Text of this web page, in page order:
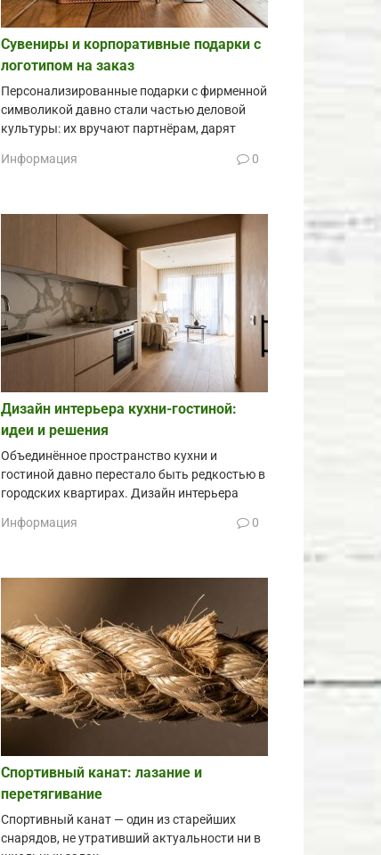
Сувениры и корпоративные подарки с
логотипом на заказ
Персонализированные подарки с фирменной
символикой давно стали частью деловой
культуры: их вручают партнёрам, дарят
Информация 0
Дизайн интерьера кухни-гостиной:
идеи и решения
Объединённое пространство кухни и
гостиной давно перестало быть редкостью в
городских квартирах. Дизайн интерьера
Информация 0
Спортивный канат: лазание и
перетягивание
Спортивный канат — один из старейших
снарядов, не утративший актуальности ни в